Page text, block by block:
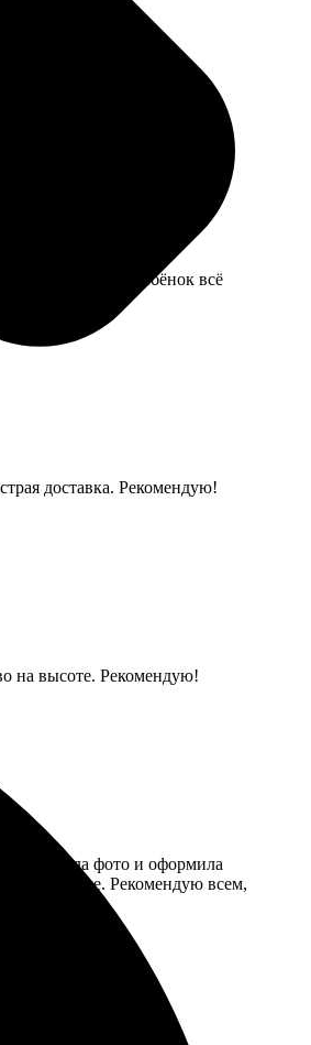
немного
в оригинале. Ребёнок всё
доставка. Рекомендую!
на высоте. Рекомендую!
загрузила фото и оформила
насыщенные. Рекомендую всем,